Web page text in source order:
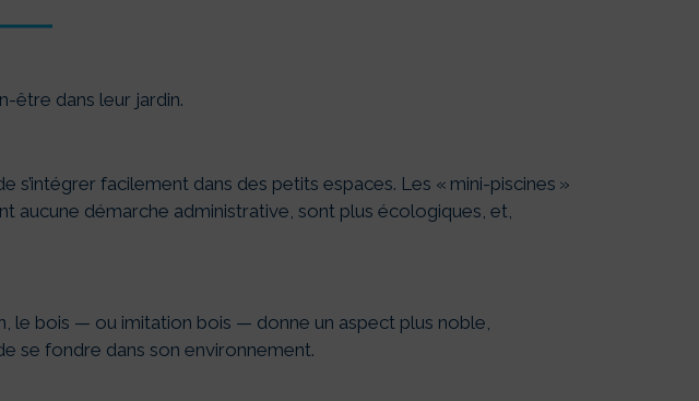
être dans leur jardin.
s’intégrer facilement dans des petits espaces. Les « mini-piscines »
aucune démarche administrative, sont plus écologiques, et,
le bois — ou imitation bois — donne un aspect plus noble,
se fondre dans son environnement.